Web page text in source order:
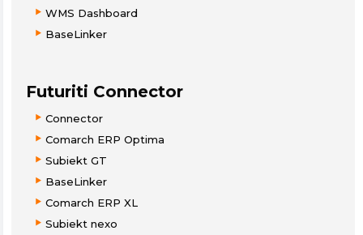
WMS Dashboard
BaseLinker
Futuriti Connector
Connector
Comarch ERP Optima
Subiekt GT
BaseLinker
Comarch ERP XL
Subiekt nexo